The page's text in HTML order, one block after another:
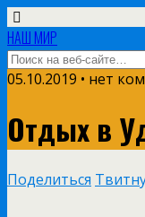
НАШ МИР
05.10.2019 • нет
Отдых в
Поделиться